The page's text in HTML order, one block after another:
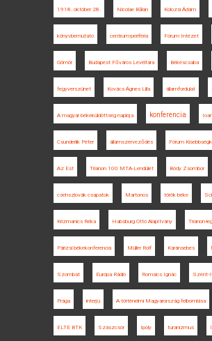
1918. október 28. Nicolae Bălan Kolozsi Ádám
könyvbemutató centrum-periféria Fórum Intézet
Gömör Budapest Főváros Levéltára Békéscsaba
fegyverszünet Kovács Ágnes Lilla államfordulat
A magyar békeküldöttség naplója konferencia
Csunderlik Péter államszerveződés Fórum
Az Est Trianon 100 MTA-Lendület Bódy Zsombor
csehszlovák csapatok Martonos török béke
Krizmanics Réka Habsburg Ottó Alapítvány Trianon-
Párizsi békekonferencia Müller Rolf Karánsebes
Szombat Európa Rádió Romsics Ignác Szent-
Prága interjú A történelmi Magyarország felbomlása
ELTE BTK Szászcsór Ipoly turanizmus